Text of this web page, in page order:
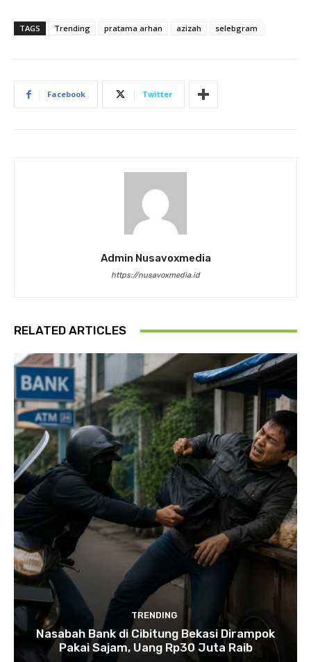
TAGS Trending pratama arhan azizah selebgram
Facebook Twitter
Admin Nusavoxmedia
https://nusavoxmedia.id
RELATED ARTICLES
TRENDING
Nasabah Bank di Cibitung Bekasi Dirampok
Pakai Sajam, Uang Rp30 Juta Raib